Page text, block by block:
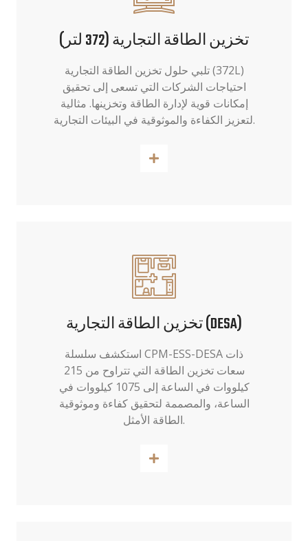
تخزين الطاقة التجارية (372 لتر)
تلبي حلول تخزين الطاقة التجارية (372L)
احتياجات الشركات التي تسعى إلى تحقيق
إمكانات قوية لإدارة الطاقة وتخزينها. مثالية
لتعزيز الكفاءة والموثوقية في البيئات التجارية.
تخزين الطاقة التجارية (DESA)
استكشف سلسلة CPM-ESS-DESA ذات
سعات تخزين الطاقة التي تتراوح من 215
كيلووات في الساعة إلى 1075 كيلووات في
الساعة، والمصممة لتحقيق كفاءة وموثوقية
الطاقة الأمثل.